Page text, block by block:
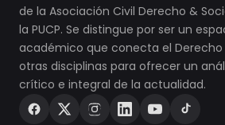
de la Asociación Civil Derecho &
la PUCP. Se distingue por ser un
académico que conecta el Derecho
otras disciplinas para ofrecer un
crítico e integral de la actualidad.